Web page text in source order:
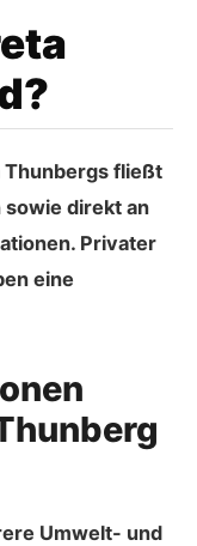
Thunbergs fließt
sowie direkt an
Privater
eine
Umwelt- und